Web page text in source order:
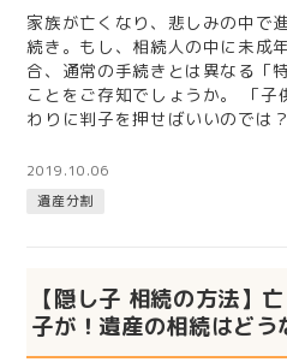
家族が亡くなり、悲しみの中で
続き。もし、相続人の中に未成
合、通常の手続きとは異なる「
ことをご存知でしょうか。 「
わりに判子を押せばいいのでは
2019.10.06
遺産分割
【隠し子 相続の方法】
子が！遺産の相続はどう